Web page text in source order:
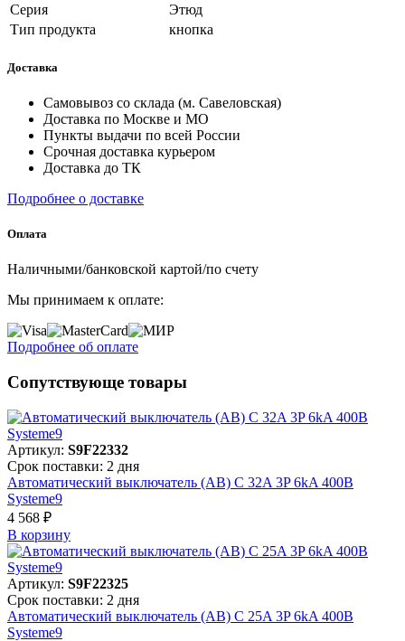
Серия
Этюд
Тип продукта
кнопка
Доставка
Самовывоз со склада (м. Савеловская)
Доставка по Москве и МО
Пункты выдачи по всей России
Срочная доставка курьером
Доставка до ТК
Подробнее о доставке
Оплата
Наличными/банковской картой/по счету
Мы принимаем к оплате:
Подробнее об оплате
Сопутствующе товары
Артикул: S9F22332
Срок поставки: 2 дня
Автоматический выключатель (АВ) C 32A 3P 6kA 400В
Systeme9
4 568 ₽
В корзинy
Артикул: S9F22325
Срок поставки: 2 дня
Автоматический выключатель (АВ) C 25A 3P 6kA 400В
Systeme9